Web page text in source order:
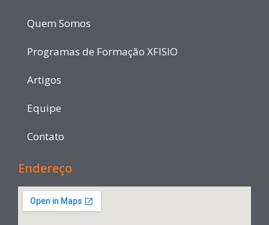
Quem Somos
Programas de Formação XFISIO
Artigos
Equipe
Contato
Endereço